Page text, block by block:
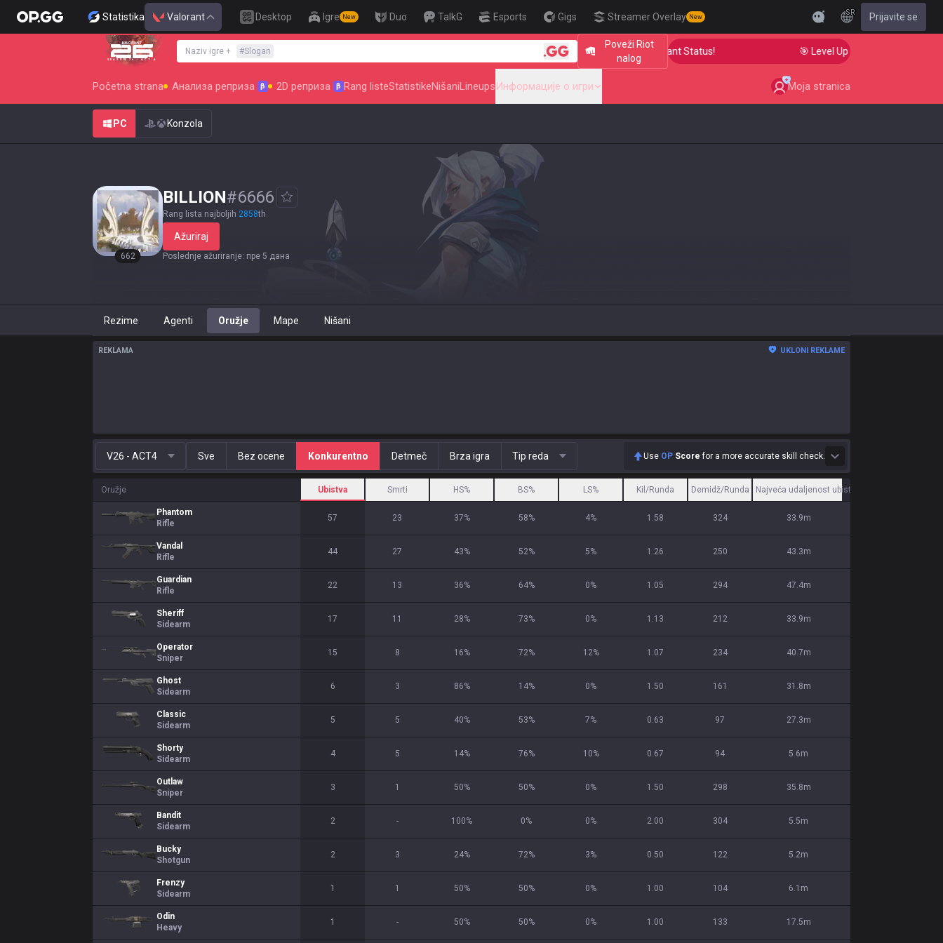
Statistika Valorant Desktop Igre New Duo TalkG Esports Gigs Streamer Overlay New
SR Prijavite se
SEASON 26 : ACT 4
Naziv igre + #Slogan
Poveži Riot
nalog
🎯 Level Up Your Aim to Radiant Status! 🎯 Level Up Your Aim to Radiant
Početna strana Анализа реприза β 2D реприза β Rang listeStatistikeNišaniLineupsИнформације о игри Moja stranica
PC Konzola
662
BILLION#6666
Rang lista najboljih 2858th
Ažuriraj
Poslednje ažuriranje: пре 5 дана
Rezime Agenti Oružje Mape Nišani
REKLAMA UKLONI REKLAME
V26 - ACT4 Sve Bez ocene Konkurentno Detmeč Brza igra Tip reda Use OP Score for a more accurate skill check.
Oružje Ubistva Smrti HS% BS% LS% Kil/Runda Demidž/Runda Najveća udaljenost ubistva
Phantom
Rifle
57 23 37% 58% 4% 1.58 324 33.9m
Vandal
Rifle
44 27 43% 52% 5% 1.26 250 43.3m
Guardian
Rifle
22 13 36% 64% 0% 1.05 294 47.4m
Sheriff
Sidearm
17 11 28% 73% 0% 1.13 212 33.9m
Operator
Sniper
15 8 16% 72% 12% 1.07 234 40.7m
Ghost
Sidearm
6 3 86% 14% 0% 1.50 161 31.8m
Classic
Sidearm
5 5 40% 53% 7% 0.63 97 27.3m
Shorty
Sidearm
4 5 14% 76% 10% 0.67 94 5.6m
Outlaw
Sniper
3 1 50% 50% 0% 1.50 298 35.8m
Bandit
Sidearm
2 - 100% 0% 0% 2.00 304 5.5m
Bucky
Shotgun
2 3 24% 72% 3% 0.50 122 5.2m
Frenzy
Sidearm
1 1 50% 50% 0% 1.00 104 6.1m
Odin
Heavy
1 - 50% 50% 0% 1.00 133 17.5m